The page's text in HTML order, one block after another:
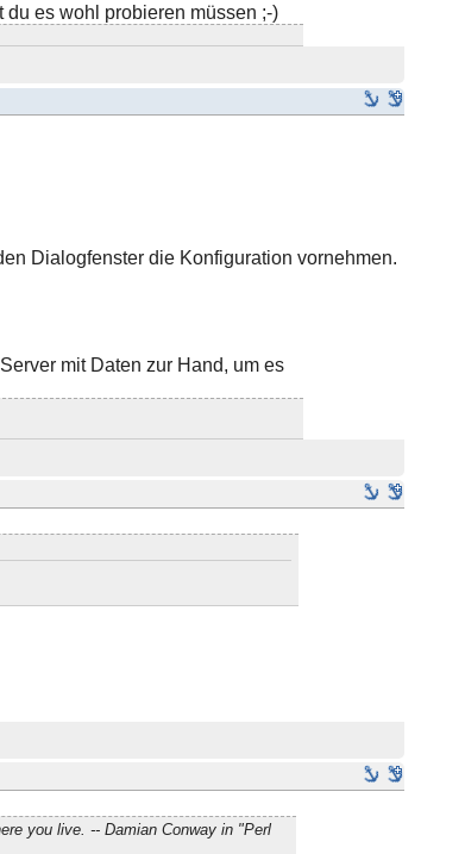
es wohl probieren müssen ;-)
Dialogfenster die Konfiguration vornehmen.
mit Daten zur Hand, um es
you live. -- Damian Conway in "Perl